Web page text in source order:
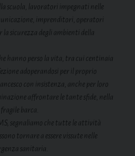
scuola, lavoratori impegnati nelle
imprenditori, operatori
la sicurezza degli ambienti della
hanno perso la vita, tra cui centinaia
adoperandosi per il proprio
con insistenza, anche per loro
affrontare le tante sfide, nella
barca.
segnaliamo che tutte le attività
tornare a essere vissute nelle
sanitaria.